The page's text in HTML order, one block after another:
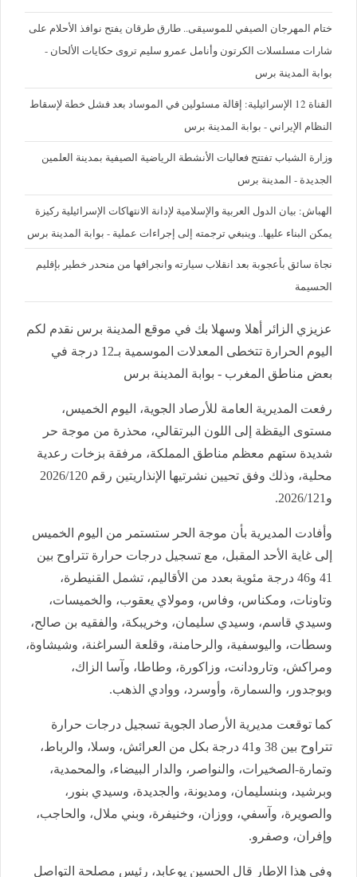
ختام المهرجان الصيفي للموسيقى.. طارق طرقان يفتح نوافذ الأحلام على
شارات مسلسلات الكرتون وأنامل عمرو سليم تروى حكايات الألحان -
بوابة المدينة برس
القناة 12 الإسرائيلية: إقالة مسئولين في الموساد بعد فشل خطة لإسقاط
النظام الإيراني - بوابة المدينة برس
وزارة الشباب تفتتح فعاليات الأنشطة الرياضية الصيفية بمدينة العلمين
الجديدة - المدينة برس
الهباش: بيان الدول العربية والإسلامية لإدانة الانتهاكات الإسرائيلية ركيزة
يمكن البناء عليها.. وينبغي ترجمته إلى إجراءات عملية - بوابة المدينة برس
نجاة سائق بأعجوبة بعد انقلاب سيارته وانجرافها من منحدر خطير بإقليم
الحسيمة
عزيزي الزائر أهلا وسهلا بك في موقع المدينة برس نقدم لكم
اليوم الحرارة تتخطى المعدلات الموسمية بـ12 درجة في
بعض مناطق المغرب - بوابة المدينة برس
رفعت المديرية العامة للأرصاد الجوية، اليوم الخميس،
مستوى اليقظة إلى اللون البرتقالي، محذرة من موجة حر
شديدة ستهم معظم مناطق المملكة، مرفقة بزخات رعدية
محلية، وذلك وفق تحيين نشرتيها الإنذاريتين رقم 2026/120
و2026/121.
وأفادت المديرية بأن موجة الحر ستستمر من اليوم الخميس
إلى غاية الأحد المقبل، مع تسجيل درجات حرارة تتراوح بين
41 و46 درجة مئوية بعدد من الأقاليم، تشمل القنيطرة،
وتاونات، ومكناس، وفاس، ومولاي يعقوب، والخميسات،
وسيدي قاسم، وسيدي سليمان، وخريبكة، والفقيه بن صالح،
وسطات، واليوسفية، والرحامنة، وقلعة السراغنة، وشيشاوة،
ومراكش، وتارودانت، وزاكورة، وطاطا، وآسا الزاك،
وبوجدور، والسمارة، وأوسرد، ووادي الذهب.
كما توقعت مديرية الأرصاد الجوية تسجيل درجات حرارة
تتراوح بين 38 و41 درجة بكل من العرائش، وسلا، والرباط،
وتمارة-الصخيرات، والنواصر، والدار البيضاء، والمحمدية،
وبرشيد، وبنسليمان، ومديونة، والجديدة، وسيدي بنور،
والصويرة، وآسفي، ووزان، وخنيفرة، وبني ملال، والحاجب،
وإفران، وصفرو.
وفي هذا الإطار قال الحسين يوعابد، رئيس مصلحة التواصل